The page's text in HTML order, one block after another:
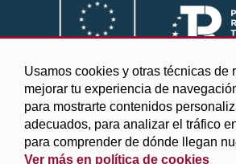
Usamos cookies y otras técnicas de
mejorar tu experiencia de
para mostrarte contenidos
adecuados, para analizar el tráfico
para comprender de dónde llegan
Ver más en política de cookies
AGO
Juventud 2026.
Noche de los faroles
DOM Juventud 2026.